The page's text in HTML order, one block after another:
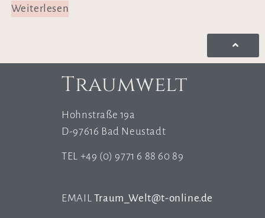
Weiterlesen
Traumwelt
Hohnstraße 19a
D-97616 Bad Neustadt
TEL +49 (0) 9771 6 88 60 89
EMAIL Traum_Welt@t-online.de